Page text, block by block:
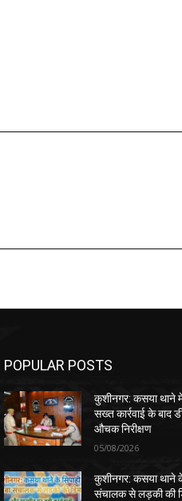
POPULAR POSTS
कुशीनगर: कसया थाने में
सख्त कार्रवाई के बाद
औचक निरीक्षण
05/08/2026
कुशीनगर: कसया थाने के
संचालक से लड़की की